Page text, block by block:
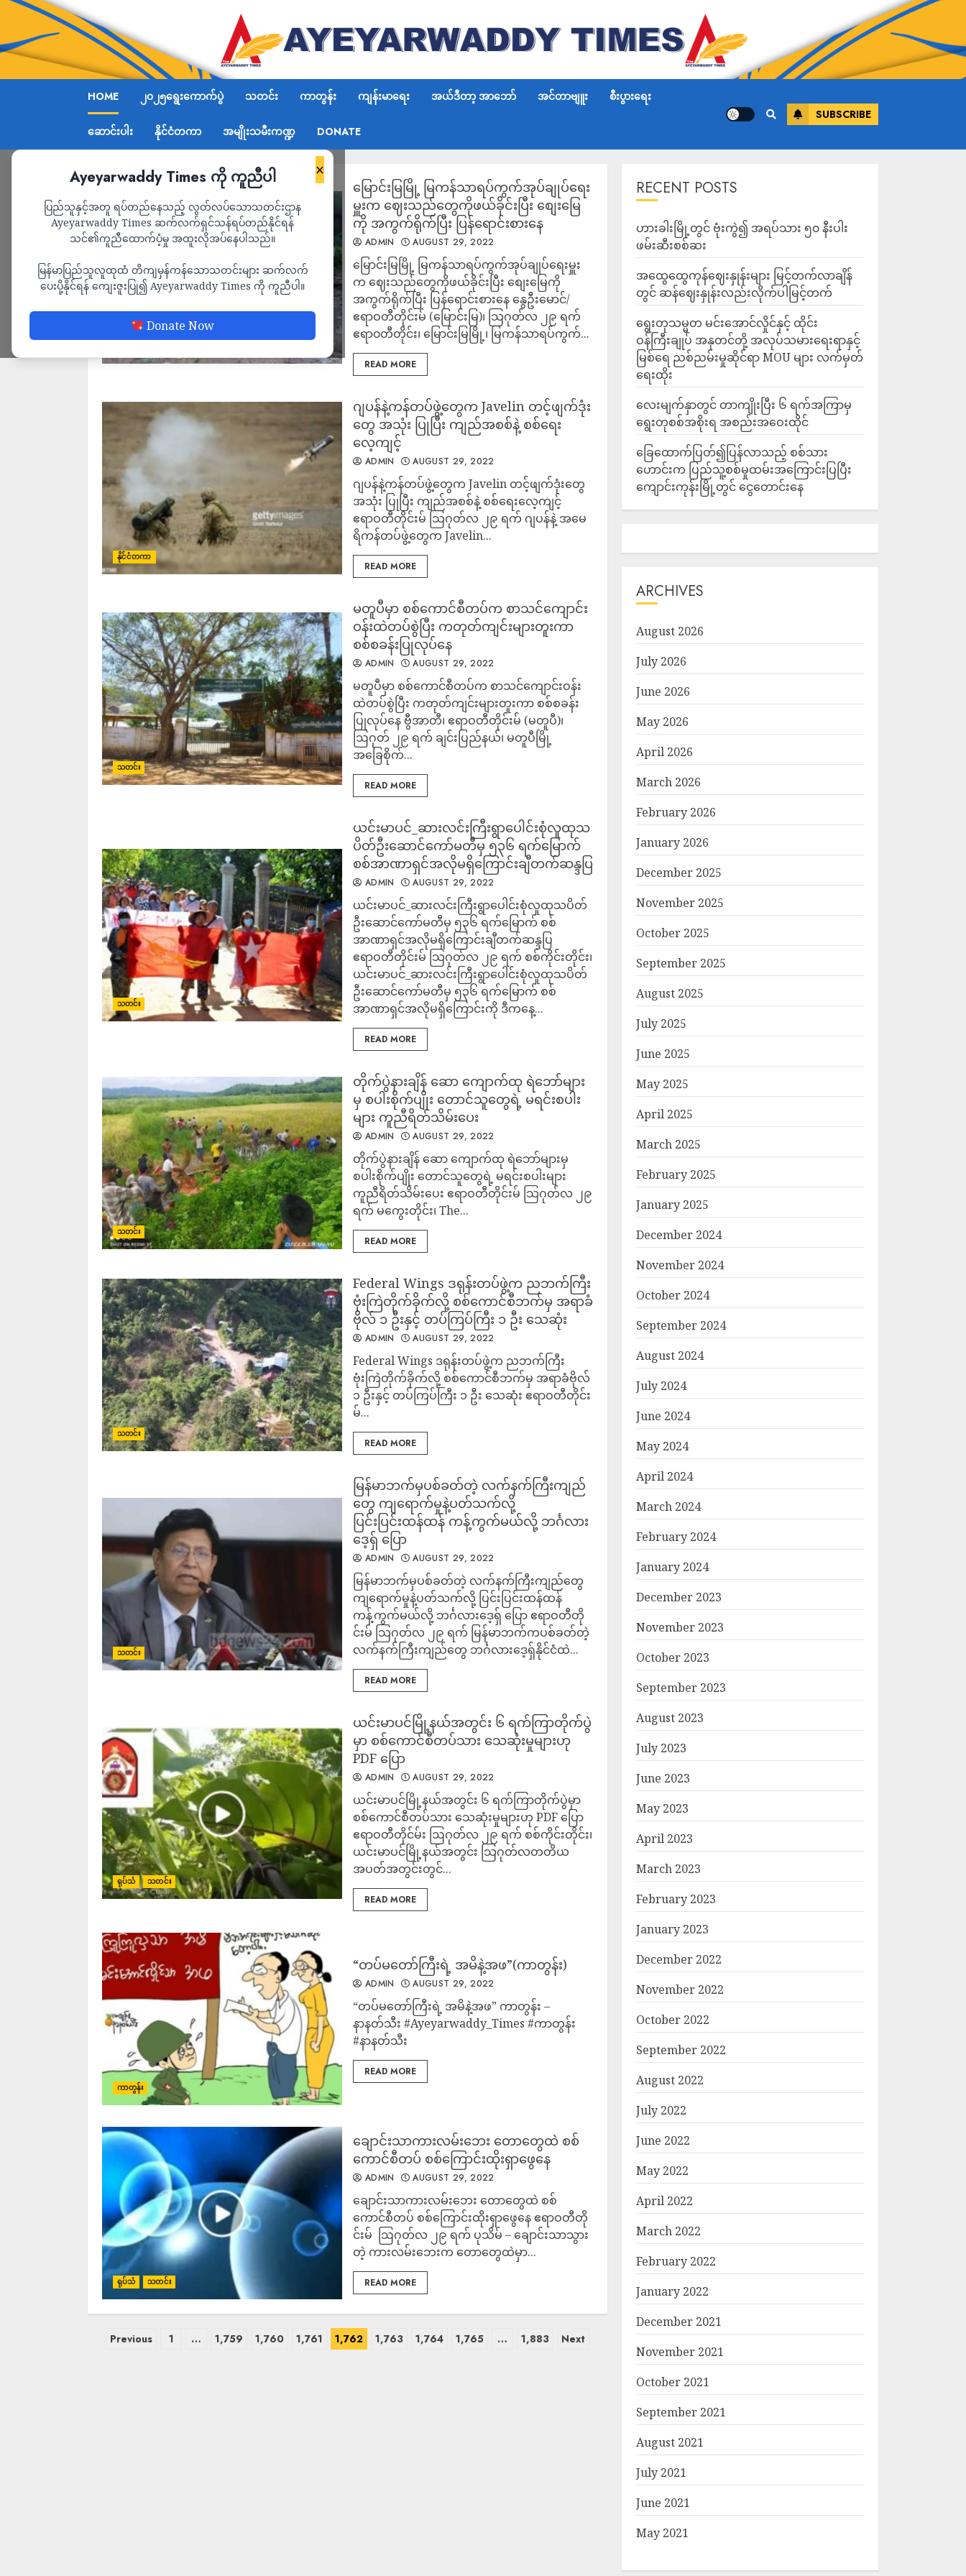
HOME ၂၀၂၅ရွေးကောက်ပွဲ သတင်း ကာတွန်း ကျန်းမာရေး အယ်ဒီတာ့ အာဘော် အင်တာဗျူး စီးပွားရေး
ဆောင်းပါး နိုင်ငံတကာ အမျိုးသမီးကဏ္ဍ DONATE
SUBSCRIBE
×
Ayeyarwaddy Times ကို ကူညီပါ
ပြည်သူနှင့်အတူ ရပ်တည်နေသည့် လွတ်လပ်သောသတင်းဌာန
Ayeyarwaddy Times ဆက်လက်ရှင်သန်ရပ်တည်နိုင်ရန်
သင်၏ကူညီထောက်ပံ့မှု အထူးလိုအပ်နေပါသည်။
မြန်မာပြည်သူလူထုထံ တိကျမှန်ကန်သောသတင်းများ ဆက်လက်
ပေးပို့နိုင်ရန် ကျေးဇူးပြု၍ Ayeyarwaddy Times ကို ကူညီပါ။
Donate Now
မြောင်းမြမြို့ မြကန်သာရပ်ကွက်အုပ်ချုပ်ရေး
မှူးက ဈေးသည်တွေကိုဖယ်ခိုင်းပြီး စျေးမြေ
ကို အကွက်ရိုက်ပြီး ပြန်ရောင်းစားနေ
ADMIN AUGUST 29, 2022
မြောင်းမြမြို့ မြကန်သာရပ်ကွက်အုပ်ချုပ်ရေးမှူး
က ဈေးသည်တွေကိုဖယ်ခိုင်းပြီး စျေးမြေကို
အကွက်ရိုက်ပြီး ပြန်ရောင်းစားနေ နွေဦးမောင်/
ဧရာဝတီတိုင်းမ် (မြောင်းမြ)၊ သြဂုတ်လ ၂၉ ရက်
ဧရာ၀တီတိုင်း၊ မြောင်းမြမြို့၊ မြကန်သာရပ်ကွက်...
READ MORE
နိုင်ငံတကာ
ဂျပန်နဲ့ကန်တပ်ဖွဲ့တွေက Javelin တင့်ဖျက်ဒုံး
တွေ အသုံး ပြုပြီး ကျည်အစစ်နဲ့ စစ်ရေး
လေ့ကျင့်
ADMIN AUGUST 29, 2022
ဂျပန်နဲ့ကန်တပ်ဖွဲ့တွေက Javelin တင့်ဖျက်ဒုံးတွေ
အသုံး ပြုပြီး ကျည်အစစ်နဲ့ စစ်ရေးလေ့ကျင့်
ဧရာဝတီတိုင်းမ် သြဂုတ်လ ၂၉ ရက် ဂျပန်နဲ့ အမေ
ရိကန်တပ်ဖွဲ့တွေက Javelin...
READ MORE
သတင်း
မတူပီမှာ စစ်ကောင်စီတပ်က စာသင်ကျောင်း
ဝန်းထဲတပ်စွဲပြီး ကတုတ်ကျင်းများတူးကာ
စစ်စခန်းပြုလုပ်နေ
ADMIN AUGUST 29, 2022
မတူပီမှာ စစ်ကောင်စီတပ်က စာသင်ကျောင်းဝန်း
ထဲတပ်စွဲပြီး ကတုတ်ကျင်းများတူးကာ စစ်စခန်း
ပြုလုပ်နေ ဗွီအာတီ၊ ဧရာဝတီတိုင်းမ် (မတူပီ)၊
ဩဂုတ် ၂၉ ရက် ချင်းပြည်နယ်၊ မတူပီမြို့
အခြေစိုက်...
READ MORE
သတင်း
ယင်းမာပင်_ဆားလင်းကြီးရွာပေါင်းစုံလူထုသ
ပိတ်ဦးဆောင်ကော်မတီမှ ၅၃၆ ရက်မြောက်
စစ်အာဏာရှင်အလိုမရှိကြောင်းချီတက်ဆန္ဒပြ
ADMIN AUGUST 29, 2022
ယင်းမာပင်_ဆားလင်းကြီးရွာပေါင်းစုံလူထုသပိတ်
ဦးဆောင်ကော်မတီမှ ၅၃၆ ရက်မြောက် စစ်
အာဏာရှင်အလိုမရှိကြောင်းချီတက်ဆန္ဒပြ
ဧရာဝတီတိုင်းမ် သြဂုတ်လ ၂၉ ရက် စစ်ကိုင်းတိုင်း၊
ယင်းမာပင်_ဆားလင်းကြီးရွာပေါင်းစုံလူထုသပိတ်
ဦးဆောင်ကော်မတီမှ ၅၃၆ ရက်မြောက် စစ်
အာဏာရှင်အလိုမရှိကြောင်းကို ဒီကနေ့...
READ MORE
သတင်း
တိုက်ပွဲနားချိန် ဆော ကျောက်ထု ရဲဘော်များ
မှ စပါးစိုက်ပျိုး တောင်သူတွေရဲ့ မရင်းစပါး
များ ကူညီရိတ်သိမ်းပေး
ADMIN AUGUST 29, 2022
တိုက်ပွဲနားချိန် ဆော ကျောက်ထု ရဲဘော်များမှ
စပါးစိုက်ပျိုး တောင်သူတွေရဲ့ မရင်းစပါးများ
ကူညီရိတ်သိမ်းပေး ဧရာဝတီတိုင်းမ် သြဂုတ်လ ၂၉
ရက် မကွေးတိုင်း၊ The...
READ MORE
သတင်း
Federal Wings ဒရုန်းတပ်ဖွဲ့က ညဘက်ကြီး
ဗုံးကြဲတိုက်ခိုက်လို့ စစ်ကောင်စီဘက်မှ အရာခံ
ဗိုလ် ၁ ဦးနှင့် တပ်ကြပ်ကြီး ၁ ဦး သေဆုံး
ADMIN AUGUST 29, 2022
Federal Wings ဒရုန်းတပ်ဖွဲ့က ညဘက်ကြီး
ဗုံးကြဲတိုက်ခိုက်လို့ စစ်ကောင်စီဘက်မှ အရာခံဗိုလ်
၁ ဦးနှင့် တပ်ကြပ်ကြီး ၁ ဦး သေဆုံး ဧရာဝတီတိုင်း
မ်...
READ MORE
သတင်း
မြန်မာဘက်မှပစ်ခတ်တဲ့ လက်နက်ကြီးကျည်
တွေ ကျရောက်မှုနဲ့ပတ်သက်လို့
ပြင်းပြင်းထန်ထန် ကန့်ကွက်မယ်လို့ ဘင်္ဂလား
ဒေ့ရှ် ပြော
ADMIN AUGUST 29, 2022
မြန်မာဘက်မှပစ်ခတ်တဲ့ လက်နက်ကြီးကျည်တွေ
ကျရောက်မှုနဲ့ပတ်သက်လို့ ပြင်းပြင်းထန်ထန်
ကန့်ကွက်မယ်လို့ ဘင်္ဂလားဒေ့ရှ် ပြော ဧရာဝတီတို
င်းမ် သြဂုတ်လ ၂၉ ရက် မြန်မာဘက်ကပစ်ခတ်တဲ့
လက်နက်ကြီးကျည်တွေ ဘင်္ဂလားဒေ့ရှ်နိုင်ငံထဲ...
READ MORE
ရုပ်သံ သတင်း
ယင်းမာပင်မြို့နယ်အတွင်း ၆ ရက်ကြာတိုက်ပွဲ
မှာ စစ်ကောင်စီတပ်သား သေဆုံးမှုများဟု
PDF ပြော
ADMIN AUGUST 29, 2022
ယင်းမာပင်မြို့နယ်အတွင်း ၆ ရက်ကြာတိုက်ပွဲမှာ
စစ်ကောင်စီတပ်သား သေဆုံးမှုများဟု PDF ပြော
ဧရာဝတီတိုင်မ်း ဩဂုတ်လ ၂၉ ရက် စစ်ကိုင်းတိုင်း၊
ယင်းမာပင်မြို့နယ်အတွင်း သြဂုတ်လတတိယ
အပတ်အတွင်းတွင်...
READ MORE
ကာတွန်း
“တပ်မတော်ကြီးရဲ့ အမိနဲ့အဖ”(ကာတွန်း)
ADMIN AUGUST 29, 2022
“တပ်မတော်ကြီးရဲ့ အမိနဲ့အဖ” ကာတွန်း –
နာနတ်သီး #Ayeyarwaddy_Times #ကာတွန်း
#နာနတ်သီး
READ MORE
ရုပ်သံ သတင်း
ချောင်းသာကားလမ်းဘေး တောတွေထဲ စစ်
ကောင်စီတပ် စစ်ကြောင်းထိုးရှာဖွေနေ
ADMIN AUGUST 29, 2022
ချောင်းသာကားလမ်းဘေး တောတွေထဲ စစ်
ကောင်စီတပ် စစ်ကြောင်းထိုးရှာဖွေနေ ဧရာဝတီတို
င်းမ် ​ ဩဂုတ်လ ၂၉ ရက် ပုသိမ် – ချောင်းသာသွား
တဲ့ ကားလမ်းဘေးက တောတွေထဲမှာ...
READ MORE
Previous 1 … 1,759 1,760 1,761 1,762 1,763 1,764 1,765 … 1,883 Next
RECENT POSTS
ဟားခါးမြို့တွင် ဗုံးကွဲ၍ အရပ်သား ၅၀ နီးပါး
ဖမ်းဆီးစစ်ဆး
အထွေထွေကုန်ဈေးနှုန်းများ မြင့်တက်လာချိန်
တွင် ဆန်ဈေးနှုန်းလည်းလိုက်ပါမြင့်တက်
ရွေးတုသမ္မတ မင်းအောင်လှိုင်နှင့် ထိုင်း
ဝန်ကြီးချုပ် အနုတင်တို့ အလုပ်သမားရေးရာနှင့်
မြစ်ရေ ညစ်ညမ်းမှုဆိုင်ရာ MOU များ လက်မှတ်
ရေးထိုး
လေးမျက်နှာတွင် တာကျိုးပြီး ၆ ရက်အကြာမှ
ရွေးတုစစ်အစိုးရ အစည်းအဝေးထိုင်
ခြေထောက်ပြတ်၍ပြန်လာသည့် စစ်သား
ဟောင်းက ပြည်သူ့စစ်မှုထမ်းအကြောင်းပြပြီး
ကျောင်းကုန်းမြို့တွင် ငွေတောင်းနေ
ARCHIVES
August 2026
July 2026
June 2026
May 2026
April 2026
March 2026
February 2026
January 2026
December 2025
November 2025
October 2025
September 2025
August 2025
July 2025
June 2025
May 2025
April 2025
March 2025
February 2025
January 2025
December 2024
November 2024
October 2024
September 2024
August 2024
July 2024
June 2024
May 2024
April 2024
March 2024
February 2024
January 2024
December 2023
November 2023
October 2023
September 2023
August 2023
July 2023
June 2023
May 2023
April 2023
March 2023
February 2023
January 2023
December 2022
November 2022
October 2022
September 2022
August 2022
July 2022
June 2022
May 2022
April 2022
March 2022
February 2022
January 2022
December 2021
November 2021
October 2021
September 2021
August 2021
July 2021
June 2021
May 2021